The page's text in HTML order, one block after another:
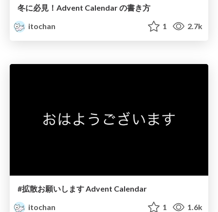
冬に必見！Advent Calendar の書き方
itochan
1 2.7k
#拡散お願いします Advent Calendar
itochan
1 1.6k